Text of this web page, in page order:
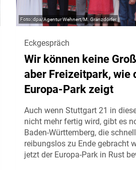
dpa/Agentur Wehnert/M. Gränzdörfer
Eckgespräch
Wir können keine
aber Freizeitpark, wie
Europa-Park zeigt
Auch wenn Stuttgart 21 in
nicht mehr fertig wird, gibt es
Baden-Württemberg, die
reibungslos zu Ende gebracht
jetzt der Europa-Park in Rust